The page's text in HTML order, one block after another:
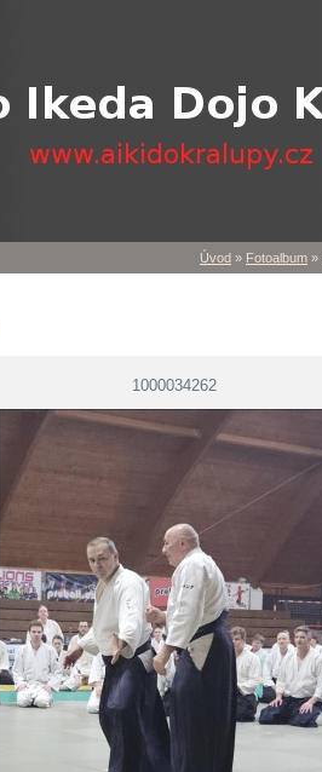
Úvod » Fotoalbum »
1000034262